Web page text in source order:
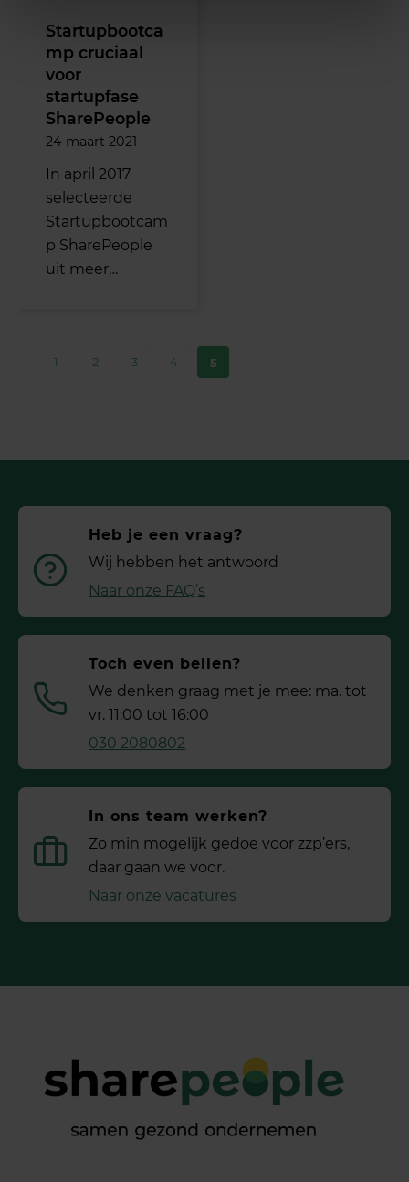
Startupbootca
mp cruciaal
voor
startupfase
SharePeople
24 maart 2021
In april 2017
selecteerde
Startupbootcam
p SharePeople
uit meer…
1 2 3 4 5
Heb je een vraag?
Wij hebben het antwoord
Naar onze FAQ’s
Toch even bellen?
We denken graag met je mee: ma. tot
vr. 11:00 tot 16:00
030 2080802
In ons team werken?
Zo min mogelijk gedoe voor ­zzp’ers,
daar gaan we voor.
Naar onze vacatures